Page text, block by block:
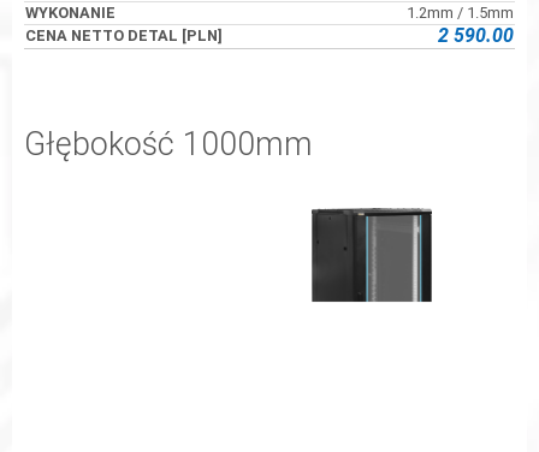
1.2mm / 1.5mm
2 590.00
Głębokość 1000mm